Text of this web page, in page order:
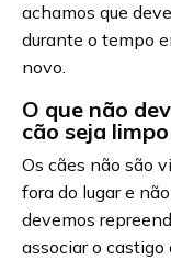
achamos que
durante o tempo
novo.
O que não
cão seja
Os cães não são
fora do lugar e
devemos
associar o castigo